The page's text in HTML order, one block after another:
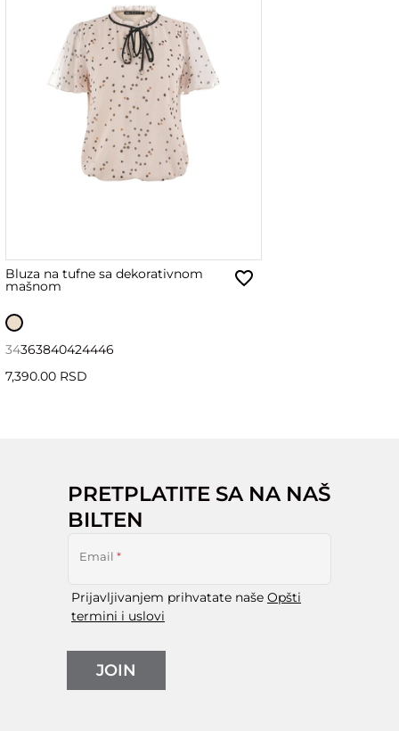
Bluza na tufne sa dekorativnom
mašnom
34363840424446
7,390.00 RSD
PRETPLATITE SA NA NAŠ
BILTEN
Email *
Prijavljivanjem prihvatate naše Opšti
termini i uslovi
JOIN